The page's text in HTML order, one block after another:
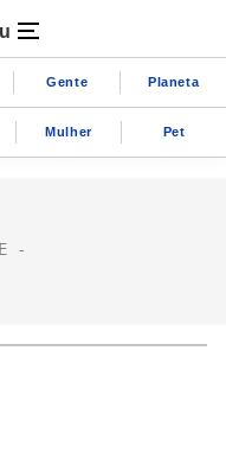
Gente Planeta
Mulher Pet